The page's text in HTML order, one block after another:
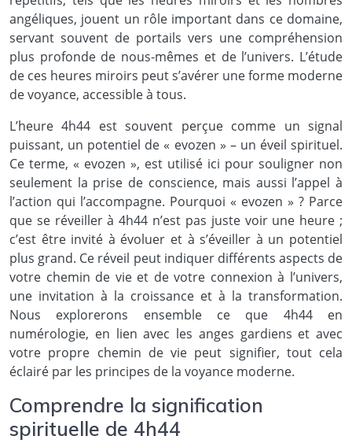
angéliques, jouent un rôle important dans ce domaine,
servant souvent de portails vers une compréhension
plus profonde de nous-mêmes et de l’univers. L’étude
de ces heures miroirs peut s’avérer une forme moderne
de voyance, accessible à tous.
L’heure 4h44 est souvent perçue comme un signal
puissant, un potentiel de « evozen » – un éveil spirituel.
Ce terme, « evozen », est utilisé ici pour souligner non
seulement la prise de conscience, mais aussi l’appel à
l’action qui l’accompagne. Pourquoi « evozen » ? Parce
que se réveiller à 4h44 n’est pas juste voir une heure ;
c’est être invité à évoluer et à s’éveiller à un potentiel
plus grand. Ce réveil peut indiquer différents aspects de
votre chemin de vie et de votre connexion à l’univers,
une invitation à la croissance et à la transformation.
Nous explorerons ensemble ce que 4h44 en
numérologie, en lien avec les anges gardiens et avec
votre propre chemin de vie peut signifier, tout cela
éclairé par les principes de la voyance moderne.
Comprendre la signification
spirituelle de 4h44